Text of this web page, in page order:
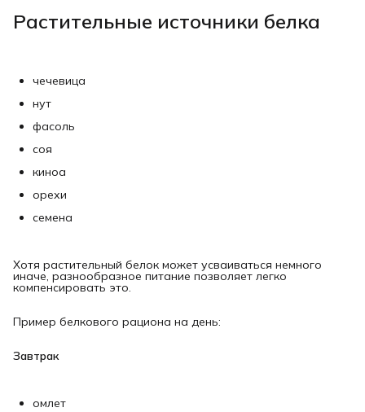
Растительные источники белка
чечевица
нут
фасоль
соя
киноа
орехи
семена
Хотя растительный белок может усваиваться немного
иначе, разнообразное питание позволяет легко
компенсировать это.
Пример белкового рациона на день:
Завтрак
омлет